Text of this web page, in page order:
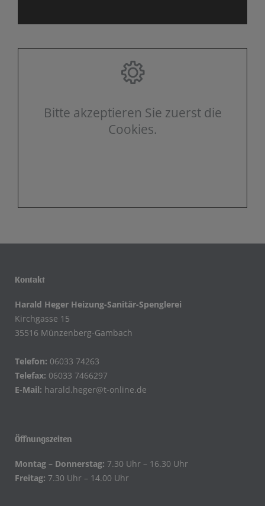
Bitte akzeptieren Sie zuerst die
Cookies.
Kontakt
Harald Heger Heizung-Sanitär-Spenglerei
Kirchgasse 15
35516 Münzenberg-Gambach
Telefon: 06033 74263
Telefax: 06033 7466297
E-Mail: harald.heger@t-online.de
Öffnungszeiten
Montag – Donnerstag: 7.30 Uhr – 16.30 Uhr
Freitag: 7.30 Uhr – 14.00 Uhr